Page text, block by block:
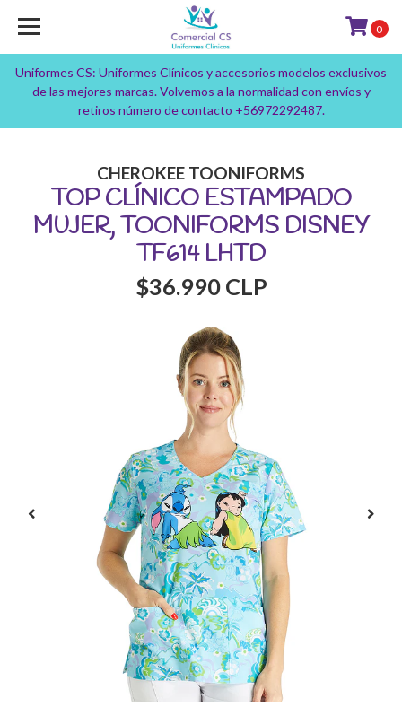
Uniformes CS: Uniformes Clínicos y accesorios modelos exclusivos
de las mejores marcas. Volvemos a la normalidad con envíos y
retiros número de contacto +56972292487.
0
CHEROKEE TOONIFORMS
TOP CLÍNICO ESTAMPADO
MUJER, TOONIFORMS DISNEY
TF614 LHTD
$36.990 CLP